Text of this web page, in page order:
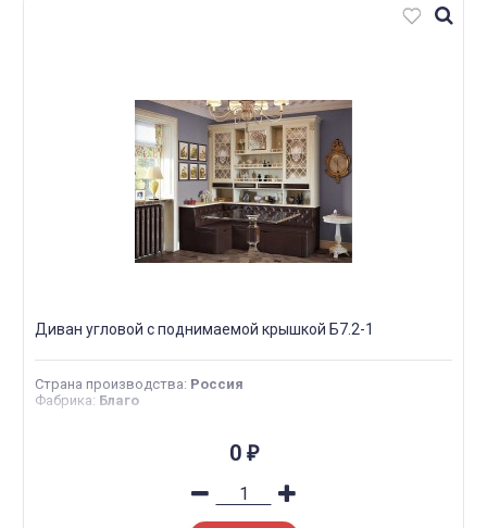
Диван угловой с поднимаемой крышкой Б7.2-1
Страна производства: Россия
Фабрика: Благо
0 ₽